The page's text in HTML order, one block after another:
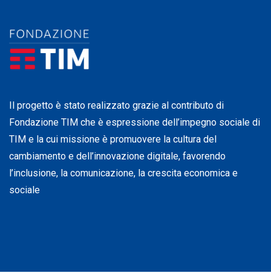
Il progetto è stato realizzato grazie al contributo di
Fondazione TIM che è espressione dell’impegno sociale di
TIM e la cui missione è promuovere la cultura del
cambiamento e dell’innovazione digitale, favorendo
l’inclusione, la comunicazione, la crescita economica e
sociale